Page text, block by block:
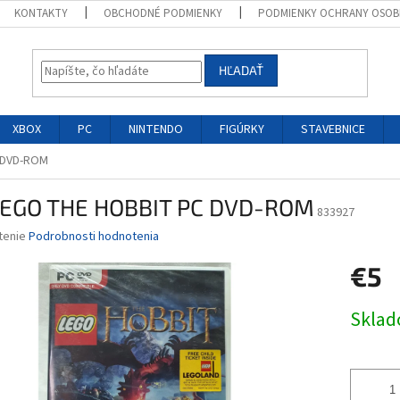
KONTAKTY OBCHODNÉ PODMIENKY PODMIENKY OCHRANY
HĽADAŤ
XBOX PC NINTENDO FIGÚRKY STAVEBNICE
ROM
THE HOBBIT PC DVD-ROM 833927
Podrobnosti hodnotenia
€5
cena: